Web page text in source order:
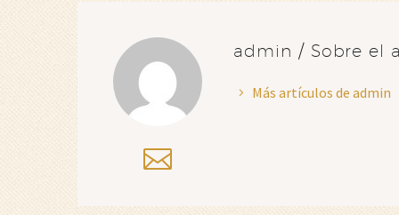
admin / Sobre el
Más artículos de admin